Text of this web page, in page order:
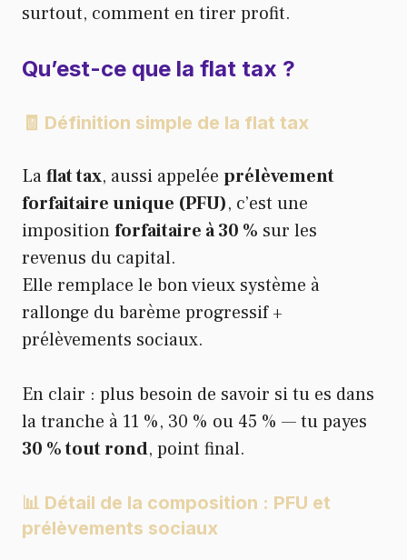
surtout, comment en tirer profit.
Qu’est-ce que la flat tax ?
🧾 Définition simple de la flat tax
Laflat tax, aussi appelée prélèvement
forfaitaire unique (PFU), c’est une
impositionforfaitaire à 30 % sur les
revenus du capital.
Elle remplace le bon vieux système à
rallonge du barème progressif +
prélèvements sociaux.
En clair : plus besoin de savoir si tu es dans
la tranche à 11 %, 30 % ou 45 % — tu payes
30 % tout rond, point final.
📊 Détail de la composition : PFU et
prélèvements sociaux